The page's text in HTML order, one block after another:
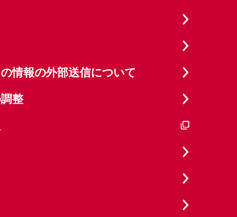
情報の外部送信について
整